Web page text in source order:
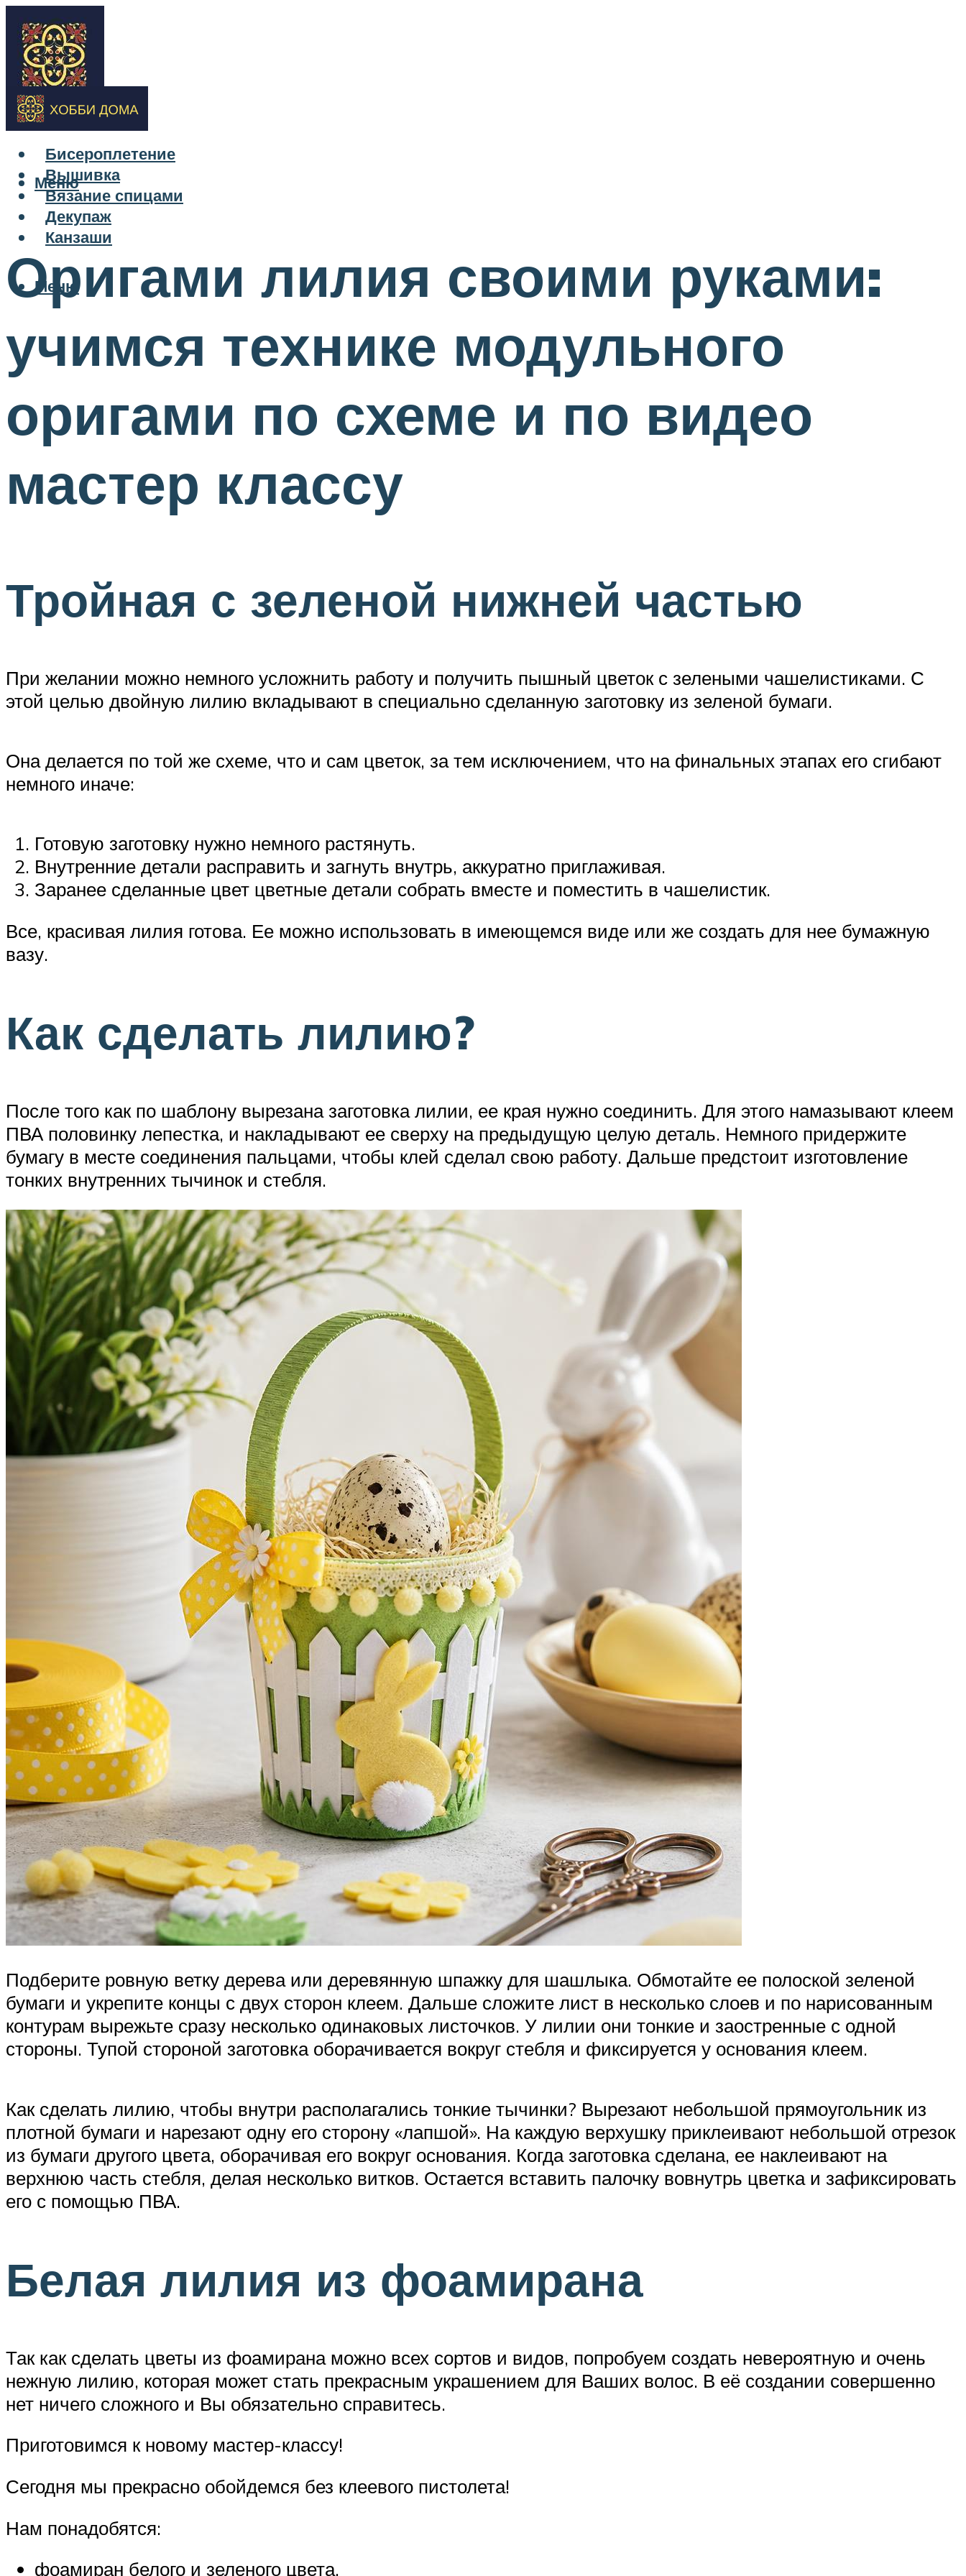
Бисероплетение
Вышивка
Вязание спицами
Декупаж
Канзаши
Меню
Меню
Оригами лилия своими руками:
учимся технике модульного
оригами по схеме и по видео
мастер классу
Тройная с зеленой нижней частью
При желании можно немного усложнить работу и получить пышный цветок с зелеными чашелистиками. С
этой целью двойную лилию вкладывают в специально сделанную заготовку из зеленой бумаги.
Она делается по той же схеме, что и сам цветок, за тем исключением, что на финальных этапах его сгибают
немного иначе:
Готовую заготовку нужно немного растянуть.
Внутренние детали расправить и загнуть внутрь, аккуратно приглаживая.
Заранее сделанные цвет цветные детали собрать вместе и поместить в чашелистик.
Все, красивая лилия готова. Ее можно использовать в имеющемся виде или же создать для нее бумажную
вазу.
Как сделать лилию?
После того как по шаблону вырезана заготовка лилии, ее края нужно соединить. Для этого намазывают клеем
ПВА половинку лепестка, и накладывают ее сверху на предыдущую целую деталь. Немного придержите
бумагу в месте соединения пальцами, чтобы клей сделал свою работу. Дальше предстоит изготовление
тонких внутренних тычинок и стебля.
Подберите ровную ветку дерева или деревянную шпажку для шашлыка. Обмотайте ее полоской зеленой
бумаги и укрепите концы с двух сторон клеем. Дальше сложите лист в несколько слоев и по нарисованным
контурам вырежьте сразу несколько одинаковых листочков. У лилии они тонкие и заостренные с одной
стороны. Тупой стороной заготовка оборачивается вокруг стебля и фиксируется у основания клеем.
Как сделать лилию, чтобы внутри располагались тонкие тычинки? Вырезают небольшой прямоугольник из
плотной бумаги и нарезают одну его сторону «лапшой». На каждую верхушку приклеивают небольшой отрезок
из бумаги другого цвета, оборачивая его вокруг основания. Когда заготовка сделана, ее наклеивают на
верхнюю часть стебля, делая несколько витков. Остается вставить палочку вовнутрь цветка и зафиксировать
его с помощью ПВА.
Белая лилия из фоамирана
Так как сделать цветы из фоамирана можно всех сортов и видов, попробуем создать невероятную и очень
нежную лилию, которая может стать прекрасным украшением для Ваших волос. В её создании совершенно
нет ничего сложного и Вы обязательно справитесь.
Приготовимся к новому мастер-классу!
Сегодня мы прекрасно обойдемся без клеевого пистолета!
Нам понадобятся:
фоамиран белого и зеленого цвета,